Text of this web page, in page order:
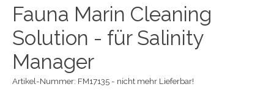
Fauna Marin Cleaning
Solution - für Salinity
Manager
Artikel-Nummer: FM17135 - nicht mehr Lieferbar!